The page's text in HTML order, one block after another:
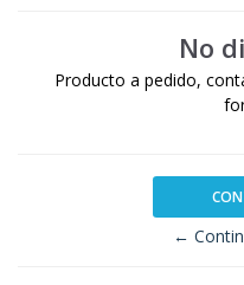
No
Producto a pedido,
←